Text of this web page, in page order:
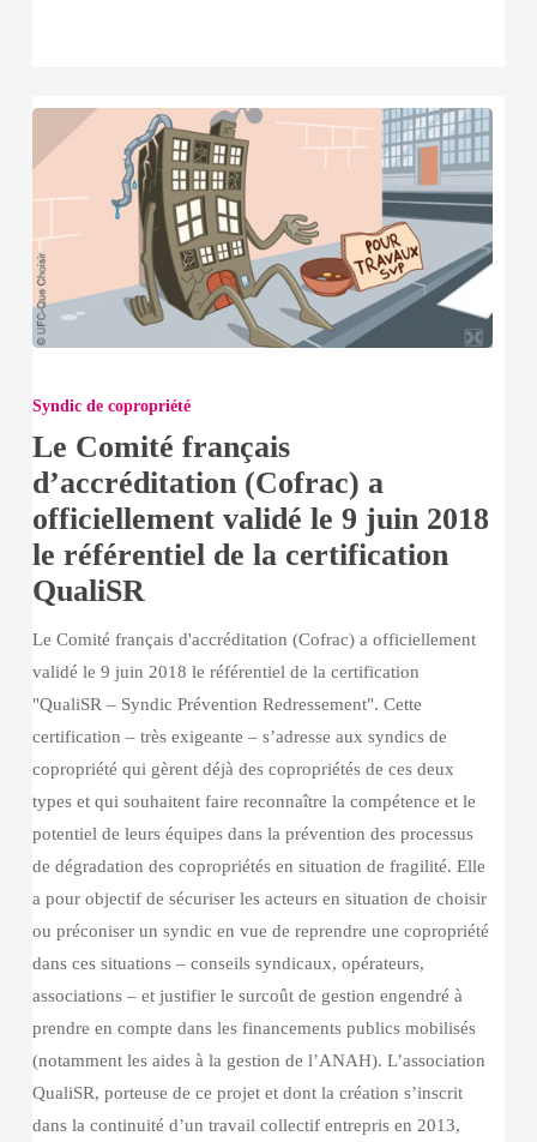
d’accréditation
(Cofrac)
a
officiellement
validé
2018
référentiel
de
la
certification
QualiSR
Syndic de copropriété
Le Comité français
d’accréditation (Cofrac) a
officiellement validé le 9 juin 2018
le référentiel de la certification
QualiSR
Le Comité français d'accréditation (Cofrac) a officiellement
validé le 9 juin 2018 le référentiel de la certification
"QualiSR – Syndic Prévention Redressement". Cette
certification – très exigeante – s’adresse aux syndics de
copropriété qui gèrent déjà des copropriétés de ces deux
types et qui souhaitent faire reconnaître la compétence et le
potentiel de leurs équipes dans la prévention des processus
de dégradation des copropriétés en situation de fragilité. Elle
a pour objectif de sécuriser les acteurs en situation de choisir
ou préconiser un syndic en vue de reprendre une copropriété
dans ces situations – conseils syndicaux, opérateurs,
associations – et justifier le surcoût de gestion engendré à
prendre en compte dans les financements publics mobilisés
(notamment les aides à la gestion de l’ANAH). L’association
QualiSR, porteuse de ce projet et dont la création s’inscrit
dans la continuité d’un travail collectif entrepris en 2013,